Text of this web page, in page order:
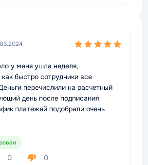
у меня ушла неделя,
быстро сотрудники все
перечислили на расчетный
день после подписания
платежей подобрали очень
0
0